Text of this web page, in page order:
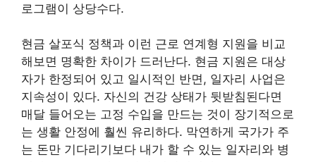
로그램이 상당수다.
현금 살포식 정책과 이런 근로 연계형 지원을 비교
해보면 명확한 차이가 드러난다. 현금 지원은 대상
자가 한정되어 있고 일시적인 반면, 일자리 사업은
지속성이 있다. 자신의 건강 상태가 뒷받침된다면
매달 들어오는 고정 수입을 만드는 것이 장기적으로
는 생활 안정에 훨씬 유리하다. 막연하게 국가가 주
는 돈만 기다리기보다 내가 할 수 있는 일자리와 병